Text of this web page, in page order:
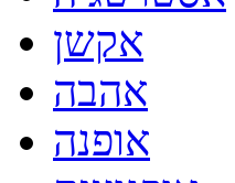
אקשן
אהבה
אופנה